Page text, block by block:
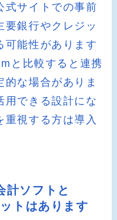
式サイトでの事前
要銀行やクレジッ
可能性があります
と比較すると連携
な場合がありま
用できる設計にな
重視する方は導入
計ソフトと
トはあります